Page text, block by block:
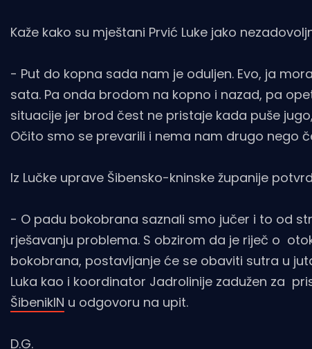
Kaže kako su mještani Prvić Luke jako
- Put do kopna sada nam je oduljen. Evo, ja
sata. Pa onda brodom na kopno i nazad, pa
situacije jer brod čest ne pristaje kada puše
Očito smo se prevarili i nema nam drugo nego
Iz Lučke uprave Šibensko-kninske županije
- O padu bokobrana saznali smo jučer i to od
rješavanju problema. S obzirom da je riječ o
bokobrana, postavljanje će se obaviti sutra u
Luka kao i koordinator Jadrolinije zadužen za
ŠibenikIN u odgovoru na upit.
D.G.